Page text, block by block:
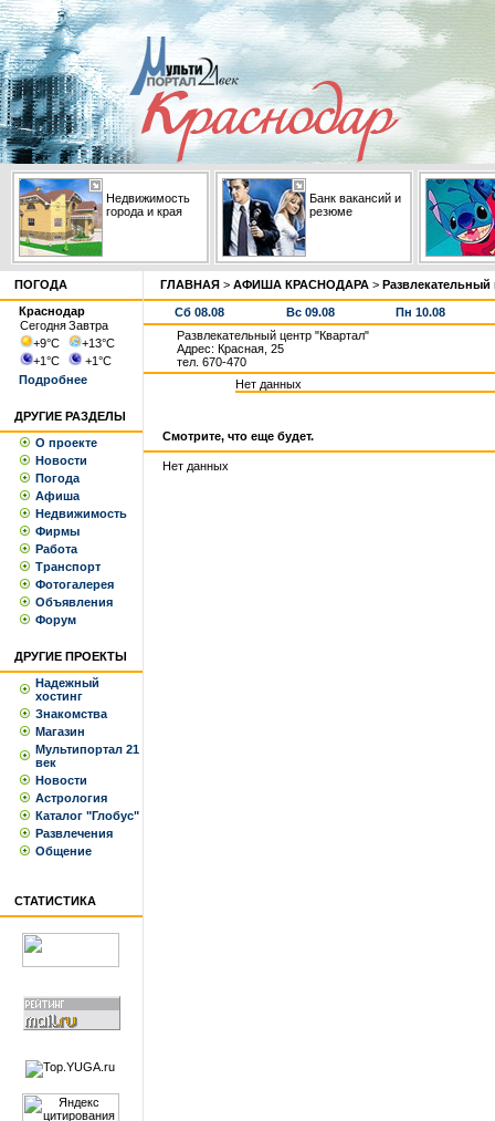
Недвижимость
города и края
Банк вакансий и
резюме
ПОГОДА
Краснодар
СегодняЗавтра
+9°С +13°С
+1°С +1°С
Подробнее
ДРУГИЕ РАЗДЕЛЫ
О проекте
Новости
Погода
Афиша
Недвижимость
Фирмы
Работа
Транспорт
Фотогалерея
Объявления
Форум
ДРУГИЕ ПРОЕКТЫ
Надежный
хостинг
Знакомства
Магазин
Мультипортал 21
век
Новости
Астрология
Каталог "Глобус"
Развлечения
Общение
СТАТИСТИКА
ГЛАВНАЯ > АФИША КРАСНОДАРА > Развлекательный
Сб 08.08 Вс 09.08
Пн 10.08
Развлекательный центр "Квартал"
Адрес: Красная, 25
тел. 670-470
Нет данных
Смотрите, что еще будет.
Нет данных